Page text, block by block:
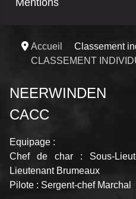
Mentions
Accueil Classement
CLASSEMENT
CACC
Equipage :
Chef de char : Sous-
Lieutenant Brumeaux
Pilote : Sergent-chef Marchal